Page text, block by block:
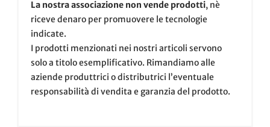
La nostra associazione non vende prodotti, nè
riceve denaro per promuovere le tecnologie
indicate.
I prodotti menzionati nei nostri articoli servono
solo a titolo esemplificativo. Rimandiamo alle
aziende produttrici o distributrici l’eventuale
responsabilità di vendita e garanzia del prodotto.